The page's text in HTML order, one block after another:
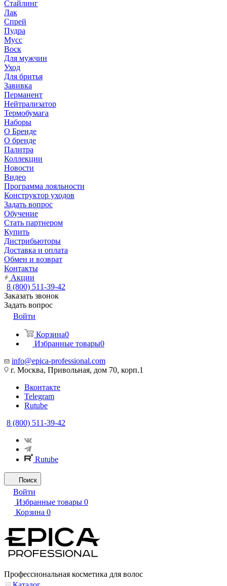
Стайлинг
Лак
Спрей
Пудра
Мусс
Воск
Для мужчин
Уход
Для бритья
Завивка
Перманент
Нейтрализатор
Термобумага
Наборы
О Бренде
О бренде
Палитра
Коллекции
Новости
Видео
Программа лояльности
Конструктор уходов
Задать вопрос
Обучение
Стать партнером
Купить
Дистрибьюторы
Доставка и оплата
Обмен и возврат
Контакты
Акции
8 (800) 511-39-42
Заказать звонок
Задать вопрос
Войти
Корзина0
Избранные товары0
info@epica-professional.com
г. Москва, Привольная, дом 70, корп.1
Вконтакте
Telegram
Rutube
8 (800) 511-39-42
Rutube
Поиск
Войти
Избранные товары 0
Корзина 0
Профессиональная косметика для волос